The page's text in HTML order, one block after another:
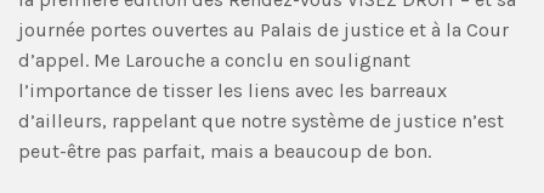
journée portes ouvertes au Palais de justice et à la Cour
d’appel. Me Larouche a conclu en soulignant
l’importance de tisser les liens avec les barreaux
d’ailleurs, rappelant que notre système de justice n’est
peut-être pas parfait, mais a beaucoup de bon.